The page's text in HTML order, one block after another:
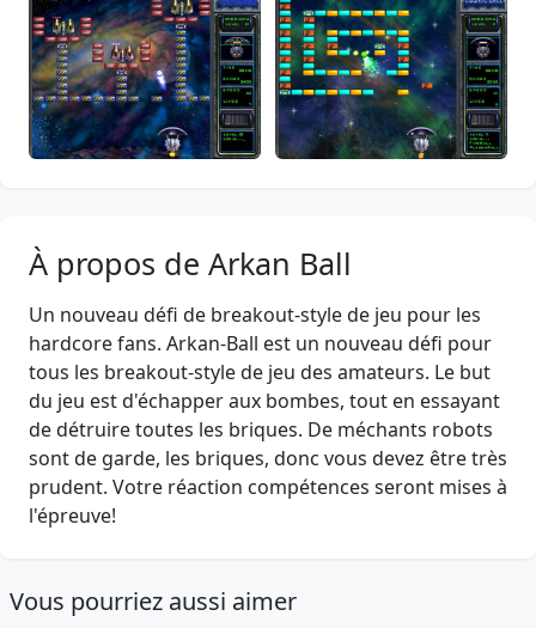
À propos de Arkan Ball
Un nouveau défi de breakout-style de jeu pour les
hardcore fans. Arkan-Ball est un nouveau défi pour
tous les breakout-style de jeu des amateurs. Le but
du jeu est d'échapper aux bombes, tout en essayant
de détruire toutes les briques. De méchants robots
sont de garde, les briques, donc vous devez être très
prudent. Votre réaction compétences seront mises à
l'épreuve!
Vous pourriez aussi aimer